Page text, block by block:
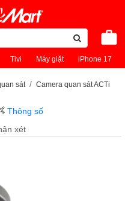
Tivi Máy giặt iPhone 17
sát Camera quan sát ACTi
xét
Thông số